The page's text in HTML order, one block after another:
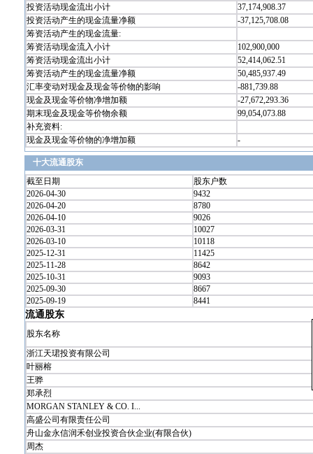
投资活动现金流出小计
37,174,908.37
投资活动产生的现金流量净额
-37,125,708.08
筹资活动产生的现金流量:
筹资活动现金流入小计
102,900,000
筹资活动现金流出小计
52,414,062.51
筹资活动产生的现金流量净额
50,485,937.49
汇率变动对现金及现金等价物的影响
-881,739.88
现金及现金等价物净增加额
-27,672,293.36
期末现金及现金等价物余额
99,054,073.88
补充资料:
现金及现金等价物的净增加额
-
十大流通股东
截至日期
股东户数
2026-04-30
9432
2026-04-20
8780
2026-04-10
9026
2026-03-31
10027
2026-03-10
10118
2025-12-31
11425
2025-11-28
8642
2025-10-31
9093
2025-09-30
8667
2025-09-19
8441
流通股东
股东名称
浙江天珺投资有限公司
叶丽榕
王骅
郑承烈
MORGAN STANLEY & CO. I...
高盛公司有限责任公司
舟山金永信润禾创业投资合伙企业(有限合伙)
周杰